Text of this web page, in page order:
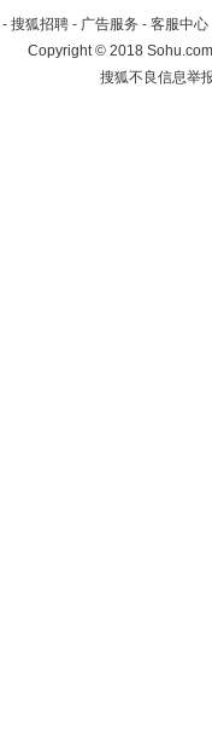
- 搜狐招聘 - 广告服务 - 客服中心
Copyright©2018
搜狐不良信息举